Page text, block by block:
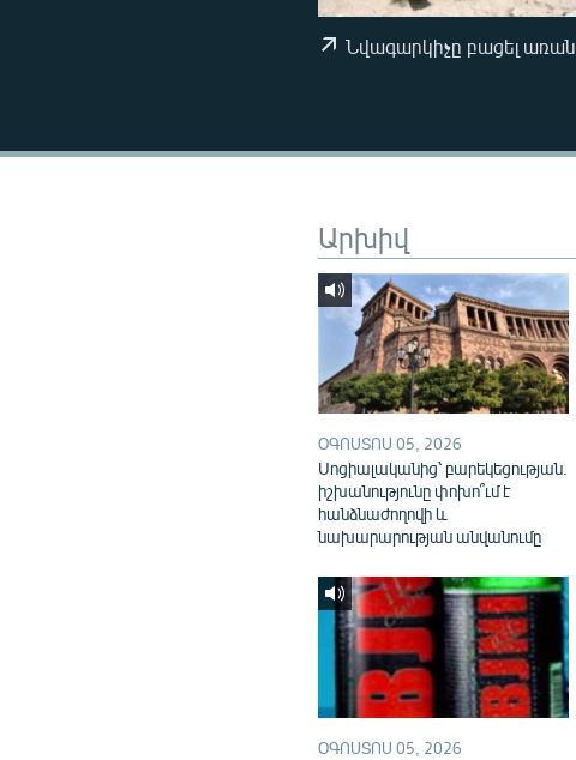
Նվագարկիչը բացել
Արխիվ
ՕԳՈՍՏՈՍ 05, 2026
Սոցիալականից՝ բարեկեցության.
իշխանությունը փոխո՞ւմ է
հանձնաժողովի և
նախարարության անվանումը
ՕԳՈՍՏՈՍ 05, 2026